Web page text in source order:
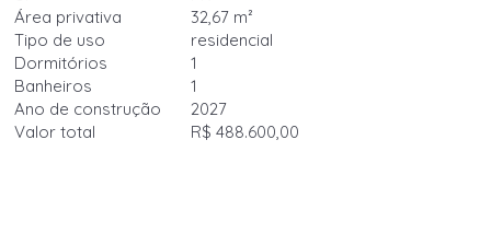
Área privativa
32,67 m²
Tipo de uso
residencial
Dormitórios
1
Banheiros
1
Ano de construção
2027
Valor total
R$ 488.600,00